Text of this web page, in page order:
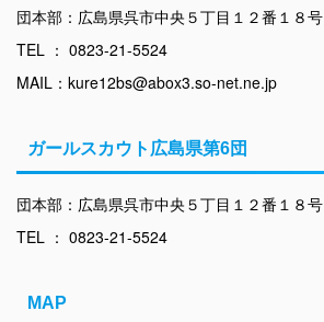
団本部：広島県呉市中央５丁目１２番１８号
TEL ： 0823-21-5524
MAIL：kure12bs@abox3.so-net.ne.jp
ガールスカウト広島県第6団
団本部：広島県呉市中央５丁目１２番１８号
TEL ： 0823-21-5524
MAP